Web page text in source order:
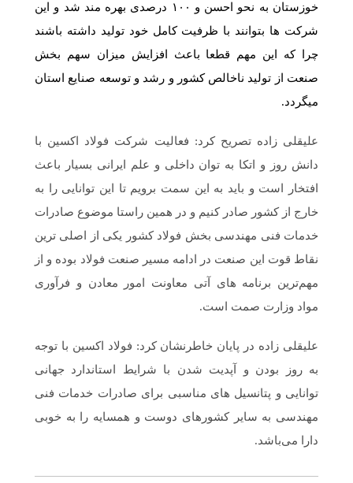
خوزستان به نحو احسن و ۱۰۰ درصدی بهره مند شد و این
شرکت ها بتوانند با ظرفیت کامل خود تولید داشته باشند
چرا که این مهم قطعا باعث افزایش میزان سهم بخش
صنعت از تولید ناخالص کشور و رشد و توسعه صنایع استان
میگردد.
علیقلی زاده تصریح کرد: فعالیت شرکت فولاد اکسین با
دانش روز و اتکا به توان داخلی و علم ایرانی بسیار باعث
افتخار است و باید به این سمت برویم تا این توانایی را به
خارج از کشور صادر کنیم و در همین راستا موضوع صادرات
خدمات فنی مهندسی بخش فولاد کشور یکی از اصلی ترین
نقاط قوت این صنعت در ادامه مسیر صنعت فولاد بوده و از
مهم‌ترین برنامه های آتی معاونت امور معادن و فرآوری
مواد وزارت صمت است.
علیقلی زاده در پایان خاطرنشان کرد: فولاد اکسین با توجه
به روز بودن و آپدیت شدن با شرایط استاندارد جهانی
توانایی و پتانسیل های مناسبی برای صادرات خدمات فنی
مهندسی به سایر کشورهای دوست و همسایه را به خوبی
دارا می‌باشد.